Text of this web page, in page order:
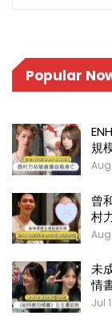
Popular
規
曾
村
未
情
Jul